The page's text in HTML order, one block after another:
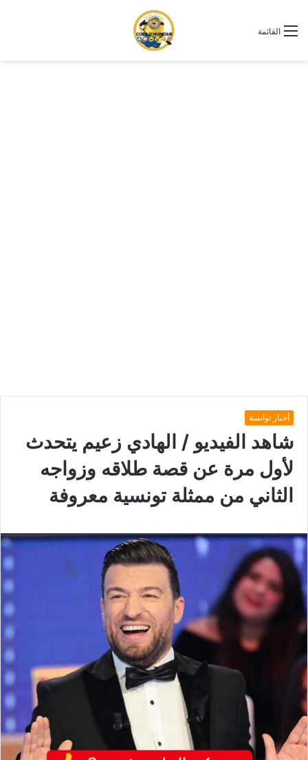
القائمة
أخبار توانسة
شاهد الفيديو / الهادي زعيم يتحدث
لأول مرة عن قصة طلاقه وزواجه
الثاني من ممثلة تونسية معروفة